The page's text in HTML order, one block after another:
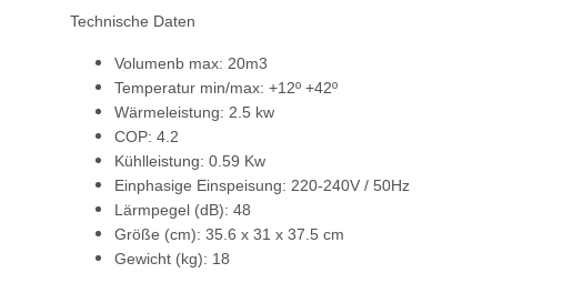
Technische Daten
Volumenb max: 20m3
Temperatur min/max: +12º +42º
Wärmeleistung: 2.5 kw
COP: 4.2
Kühlleistung: 0.59 Kw
Einphasige Einspeisung: 220-240V / 50Hz
Lärmpegel (dB): 48
Größe (cm): 35.6 x 31 x 37.5 cm
Gewicht (kg): 18